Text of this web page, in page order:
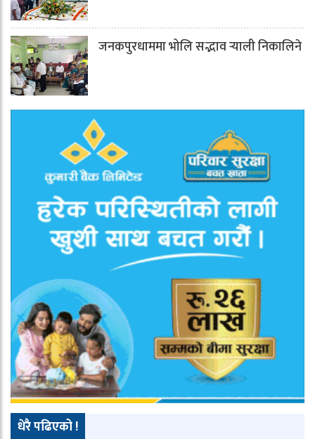
जनकपुरधाममा भोलि सद्भाव र्‍याली निकालिने
धेरै पढिएको !